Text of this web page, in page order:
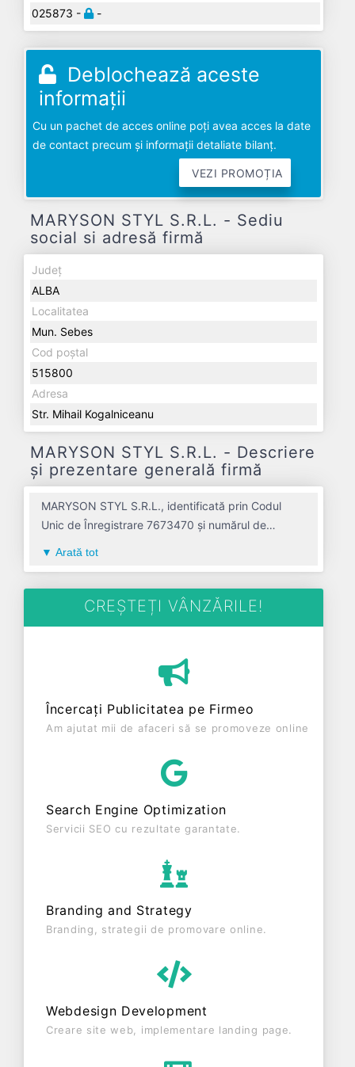
025873 -
-
Deblochează aceste
informații
Cu un pachet de acces online poți avea acces la date
de contact precum și informații detaliate bilanț.
VEZI PROMOȚIA
MARYSON STYL S.R.L. - Sediu
social si adresă firmă
Județ
ALBA
Localitatea
Mun. Sebes
Cod poștal
515800
Adresa
Str. Mihail Kogalniceanu
MARYSON STYL S.R.L. - Descriere
și prezentare generală firmă
MARYSON STYL S.R.L., identificată prin Codul
Unic de Înregistrare 7673470 și numărul de
4779. Cu sediul social poziționat în zona de Centru
a țării, în judetul ALBA, compania aduce o
MARYSON STYL S.R.L. a fost fondată în anul
1995, având o vechime de 31 ani. Conform
0 RON și o cifră de afaceri de 1.551 RON,
gestionând operațiunile cu un număr mediu de 0
S.R.L. este o entitate activa din punct de vedere
fiscal si are status: FUNCTIUNE. Societatea nu
este plătitoare de TVA.
Arată tot
CREȘTEȚI VÂNZĂRILE!
Încercați Publicitatea pe Firmeo
Am ajutat mii de afaceri să se promoveze online
Search Engine Optimization
Servicii SEO cu rezultate garantate.
Branding and Strategy
Branding, strategii de promovare online.
Webdesign Development
Creare site web, implementare landing page.